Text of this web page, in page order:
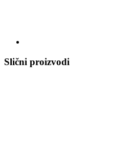
Slični proizvodi